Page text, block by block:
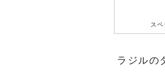
ス
ラジルの